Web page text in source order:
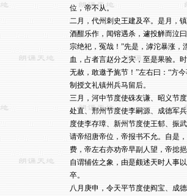
位，帝不从。
二月，代州刺史王建及卒。是月，
酒酣乐作，闻镕遇杀，遽投觯而泣
宗绝祀，冤哉！”先是，滹沱暴涨
血，占者言赵分之灾，至是果验。
无赦，敢邀予旄节！”左右曰：“方
制授文礼镇州兵马留后。
三月，河中节度使硃友谦、昭义节
处直、邢州节度使李嗣源、成德军
度使李存璋、新州节度使王郁、振
请帝绍唐帝位，帝报书不允。自是
费，帝左右亦劝帝早副人望，帝捴
自谓辅佐之象，由是颇述天时人事
卒。
八月庚申，令天平节度使阎宝、成